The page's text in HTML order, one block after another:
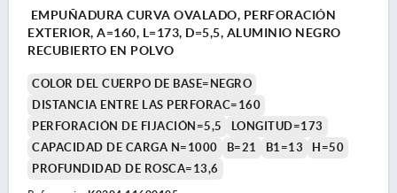
EMPUÑADURA CURVA OVALADO, PERFORACIÓN
EXTERIOR, A=160, L=173, D=5,5, ALUMINIO NEGRO
RECUBIERTO EN POLVO
COLOR DEL CUERPO DE BASE=NEGRO
DISTANCIA ENTRE LAS PERFORAC=160
PERFORACIÓN DE FIJACIÓN=5,5
LONGITUD=173
CAPACIDAD DE CARGA N=1000
B=21 B1=13
H=50
PROFUNDIDAD DE ROSCA=13,6